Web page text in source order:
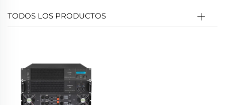
TODOS LOS PRODUCTOS